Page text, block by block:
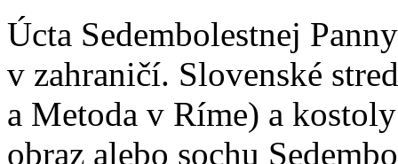
Úcta Sedembolestnej
v zahraničí. Slovenské
a Metoda v Ríme) a
obraz alebo sochu